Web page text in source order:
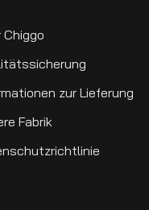
Chiggo
zur Lieferung
Fabrik